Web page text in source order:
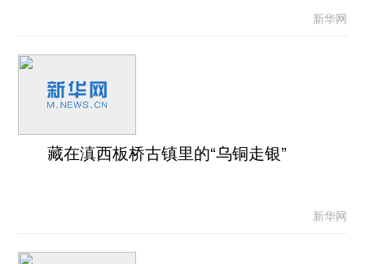
新华网
藏在滇西板桥古镇里的“乌铜走银”
新华网